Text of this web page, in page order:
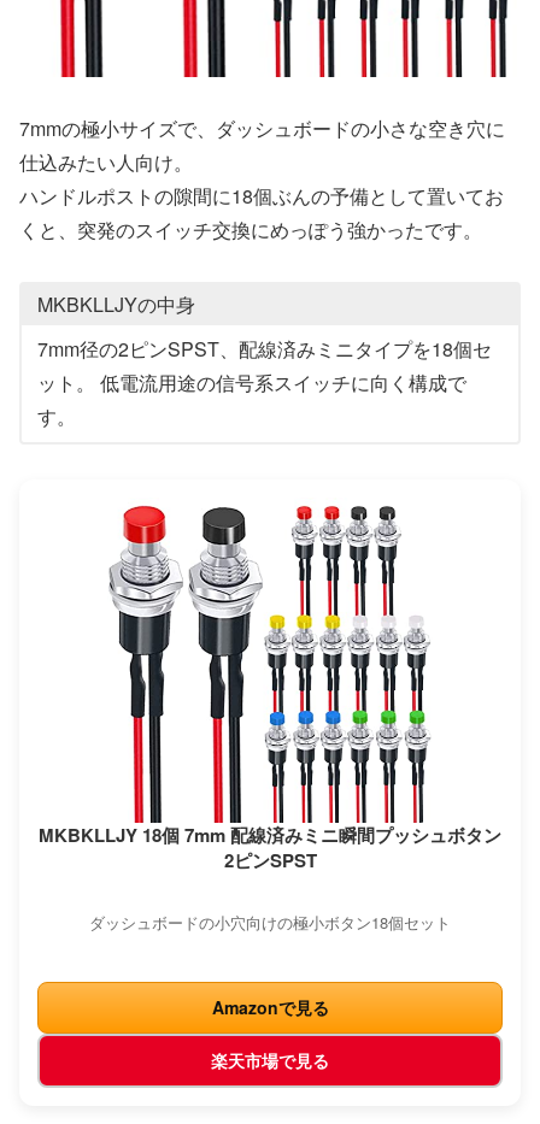
7mmの極小サイズで、ダッシュボードの小さな空き穴に
仕込みたい人向け。
ハンドルポストの隙間に18個ぶんの予備として置いてお
くと、突発のスイッチ交換にめっぽう強かったです。
MKBKLLJYの中身
7mm径の2ピンSPST、配線済みミニタイプを18個セ
ット。 低電流用途の信号系スイッチに向く構成で
す。
MKBKLLJY 18個 7mm 配線済みミニ瞬間プッシュボタン
2ピンSPST
ダッシュボードの小穴向けの極小ボタン18個セット
Amazonで見る
楽天市場で見る